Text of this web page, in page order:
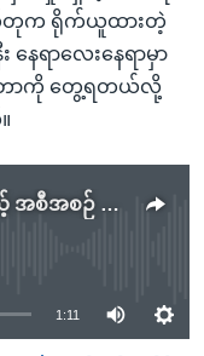
ဟ်တုက ရိုက်ယူထားတဲ့
ေရာလေးနေရာမှာ
းတာကို တွေ့ရတယ်လို့
ယူကရိန်းကို အကာအကွယ်ပေးနိုင်မယ့် အစီအစဉ် ရှိဟု ကန်သမ္မတ ပြောဆို
available
1:11